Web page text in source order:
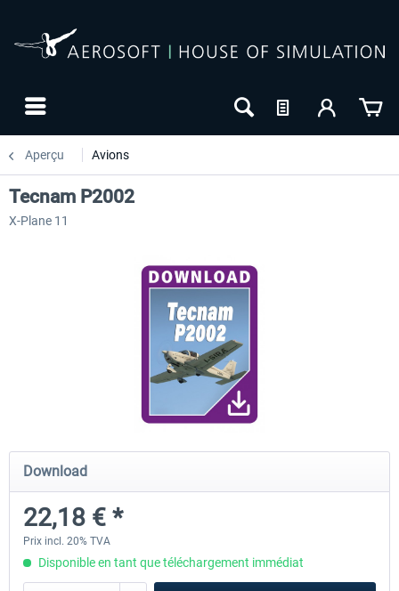
Aperçu Avions
Diamond DA-62
38,27 € *
Tecnam P2002
X-Plane 11
Download
22,18 € *
Prix incl. 20% TVA
Disponible en tant que téléchargement immédiat